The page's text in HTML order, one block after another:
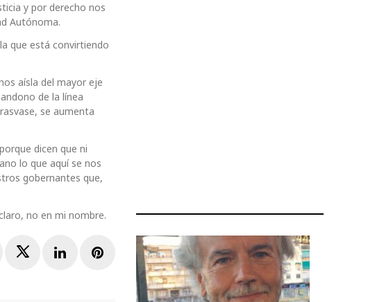
y por derecho nos
Autónoma.
que está convirtiendo
aísla del mayor eje
de la línea
se aumenta
dicen que ni
lo que aquí se nos
gobernantes que,
no en mi nombre.
TwitterLinkedInPinterest